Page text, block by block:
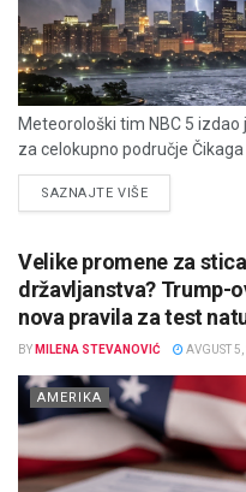
Meteorološki tim NBC 5
za celokupno područje
SAZNAJTE VIŠEDETAILS
Velike promene za
državljanstva? Trump-
nova pravila za test
BY MILENA STEVANOVIĆ AVGUST
AMERIKA